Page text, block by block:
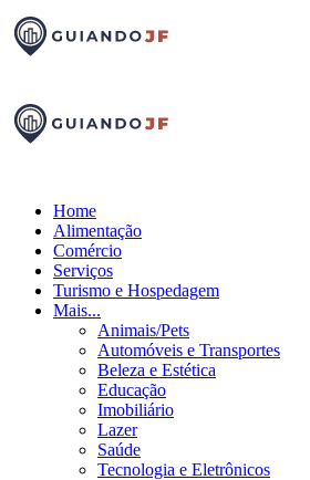
Home
Alimentação
Comércio
Serviços
Turismo e Hospedagem
Mais...
Animais/Pets
Automóveis e Transportes
Beleza e Estética
Educação
Imobiliário
Lazer
Saúde
Tecnologia e Eletrônicos